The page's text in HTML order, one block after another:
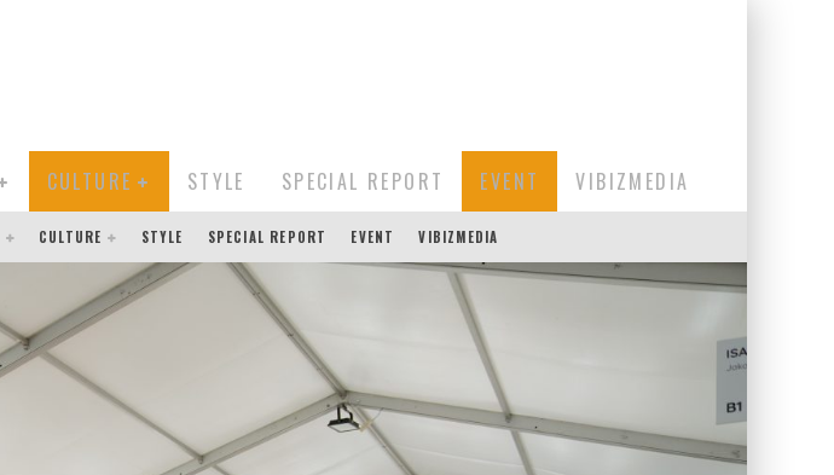
CULTURE STYLE SPECIAL REPORT EVENT VIBIZMEDIA
CULTURE STYLE SPECIAL REPORT EVENT VIBIZMEDIA